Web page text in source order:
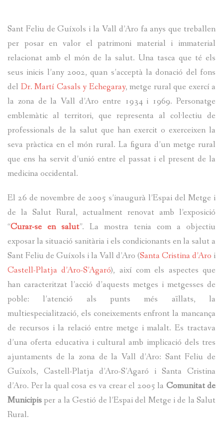
EXPOSICIONS
CALENDARI D’ESDEVENIMENTS
HISTÒRIA
COL·LECCIONS
Sant Feliu de Guíxols i la Vall d’Aro fa anys que treballen
per posar en valor el patrimoni material i immaterial
relacionat amb el món de la salut. Una tasca que té els
seus inicis l’any 2002, quan s’acceptà la donació del fons
del Dr. Martí Casals y Echegaray, metge rural que exercí a
la zona de la Vall d’Aro entre 1934 i 1969. Personatge
emblemàtic al territori, que representa al col·lectiu de
professionals de la salut que han exercit o exerceixen la
seva pràctica en el món rural. La figura d’un metge rural
que ens ha servit d’unió entre el passat i el present de la
medicina occidental.
El 26 de novembre de 2005 s’inaugurà l’Espai del Metge i
de la Salut Rural, actualment renovat amb l’exposició
“Curar-se en salut”. La mostra tenia com a objectiu
exposar la situació sanitària i els condicionants en la salut a
Sant Feliu de Guíxols i la Vall d’Aro (Santa Cristina d’Aro i
Castell-Platja d’Aro-S’Agaró), així com els aspectes que
han caracteritzat l’acció d’aquests metges i metgesses de
poble: l’atenció als punts més aïllats, la
multiespecialització, els coneixements enfront la mancança
de recursos i la relació entre metge i malalt. Es tractava
d’una oferta educativa i cultural amb implicació dels tres
ajuntaments de la zona de la Vall d’Aro: Sant Feliu de
Guíxols, Castell-Platja d’Aro-S’Agaró i Santa Cristina
d’Aro. Per la qual cosa es va crear el 2005 la Comunitat de
Municipisper a la Gestió de l’Espai del Metge i de la Salut
Rural.